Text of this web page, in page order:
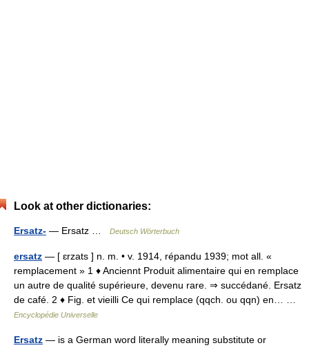
Look at other dictionaries:
Ersatz- — Ersatz … Deutsch Wörterbuch
ersatz — [ ɛrzats ] n. m. • v. 1914, répandu 1939; mot all. «
remplacement » 1 ♦ Anciennt Produit alimentaire qui en remplace
un autre de qualité supérieure, devenu rare. ⇒ succédané. Ersatz
de café. 2 ♦ Fig. et vieilli Ce qui remplace (qqch. ou qqn) en… …
Encyclopédie Universelle
Ersatz — is a German word literally meaning substitute or